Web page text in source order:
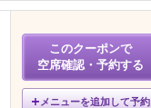
このクーポンで
空席確認・予約する
メニューを追加して予約